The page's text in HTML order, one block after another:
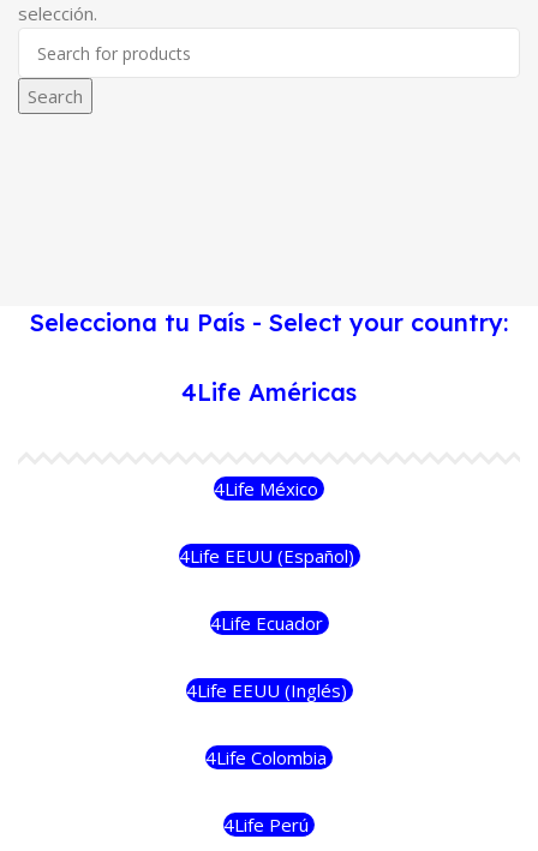
selección.
Search
Selecciona tu País - Select your country:
4Life Américas
4Life México
4Life EEUU (Español)
4Life Ecuador
4Life EEUU (Inglés)
4Life Colombia
4Life Perú